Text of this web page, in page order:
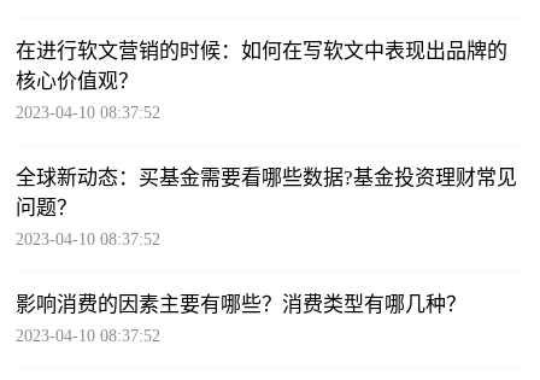
在进行软文营销的时候：如何在写软文中表现出品牌的
核心价值观？
2023-04-10 08:37:52
全球新动态：买基金需要看哪些数据?基金投资理财常见
问题？
2023-04-10 08:37:52
影响消费的因素主要有哪些？消费类型有哪几种？
2023-04-10 08:37:52